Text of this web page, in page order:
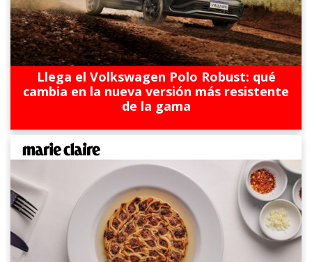
Llega el Volkswagen Polo Robust: qué
cambia en la nueva versión más resistente
de la gama